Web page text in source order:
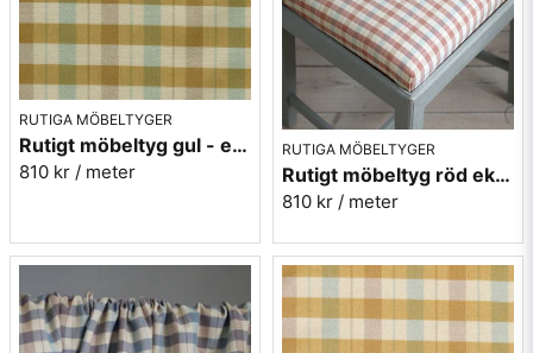
RUTIGA MÖBELTYGER
Rutigt möbeltyg gul - ekobomull - Lovisa Ruta nr.313
810 kr / meter
RUTIGA MÖBELTYGER
Rutigt möbeltyg röd ekobomull - Lovisa Ruta nr.330
810 kr / meter